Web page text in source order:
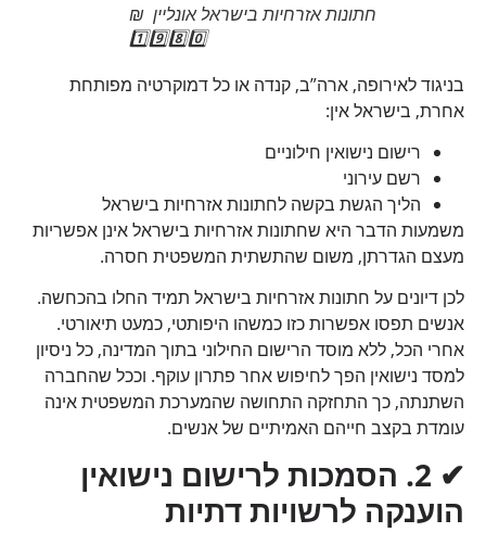
חתונות אזרחיות בישראל אונליין ₪
1️⃣9️⃣8️⃣0️⃣
בניגוד לאירופה, ארה”ב, קנדה או כל דמוקרטיה מפותחת
אחרת, בישראל אין:
רישום נישואין חילוניים
רשם עירוני
הליך הגשת בקשה לחתונות אזרחיות בישראל
משמעות הדבר היא שחתונות אזרחיות בישראל אינן אפשריות
מעצם הגדרתן, משום שהתשתית המשפטית חסרה.
לכן דיונים על חתונות אזרחיות בישראל תמיד החלו בהכחשה.
אנשים תפסו אפשרות כזו כמשהו היפותטי, כמעט תיאורטי.
אחרי הכל, ללא מוסד הרישום החילוני בתוך המדינה, כל ניסיון
למסד נישואין הפך לחיפוש אחר פתרון עוקף. וככל שהחברה
השתנתה, כך התחזקה התחושה שהמערכת המשפטית אינה
עומדת בקצב חייהם האמיתיים של אנשים.
✔
2.
הסמכות לרישום נישואין
הוענקה לרשויות דתיות